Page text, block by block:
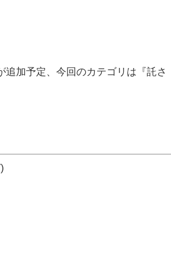
追加予定、今回のカテゴリは『託さ